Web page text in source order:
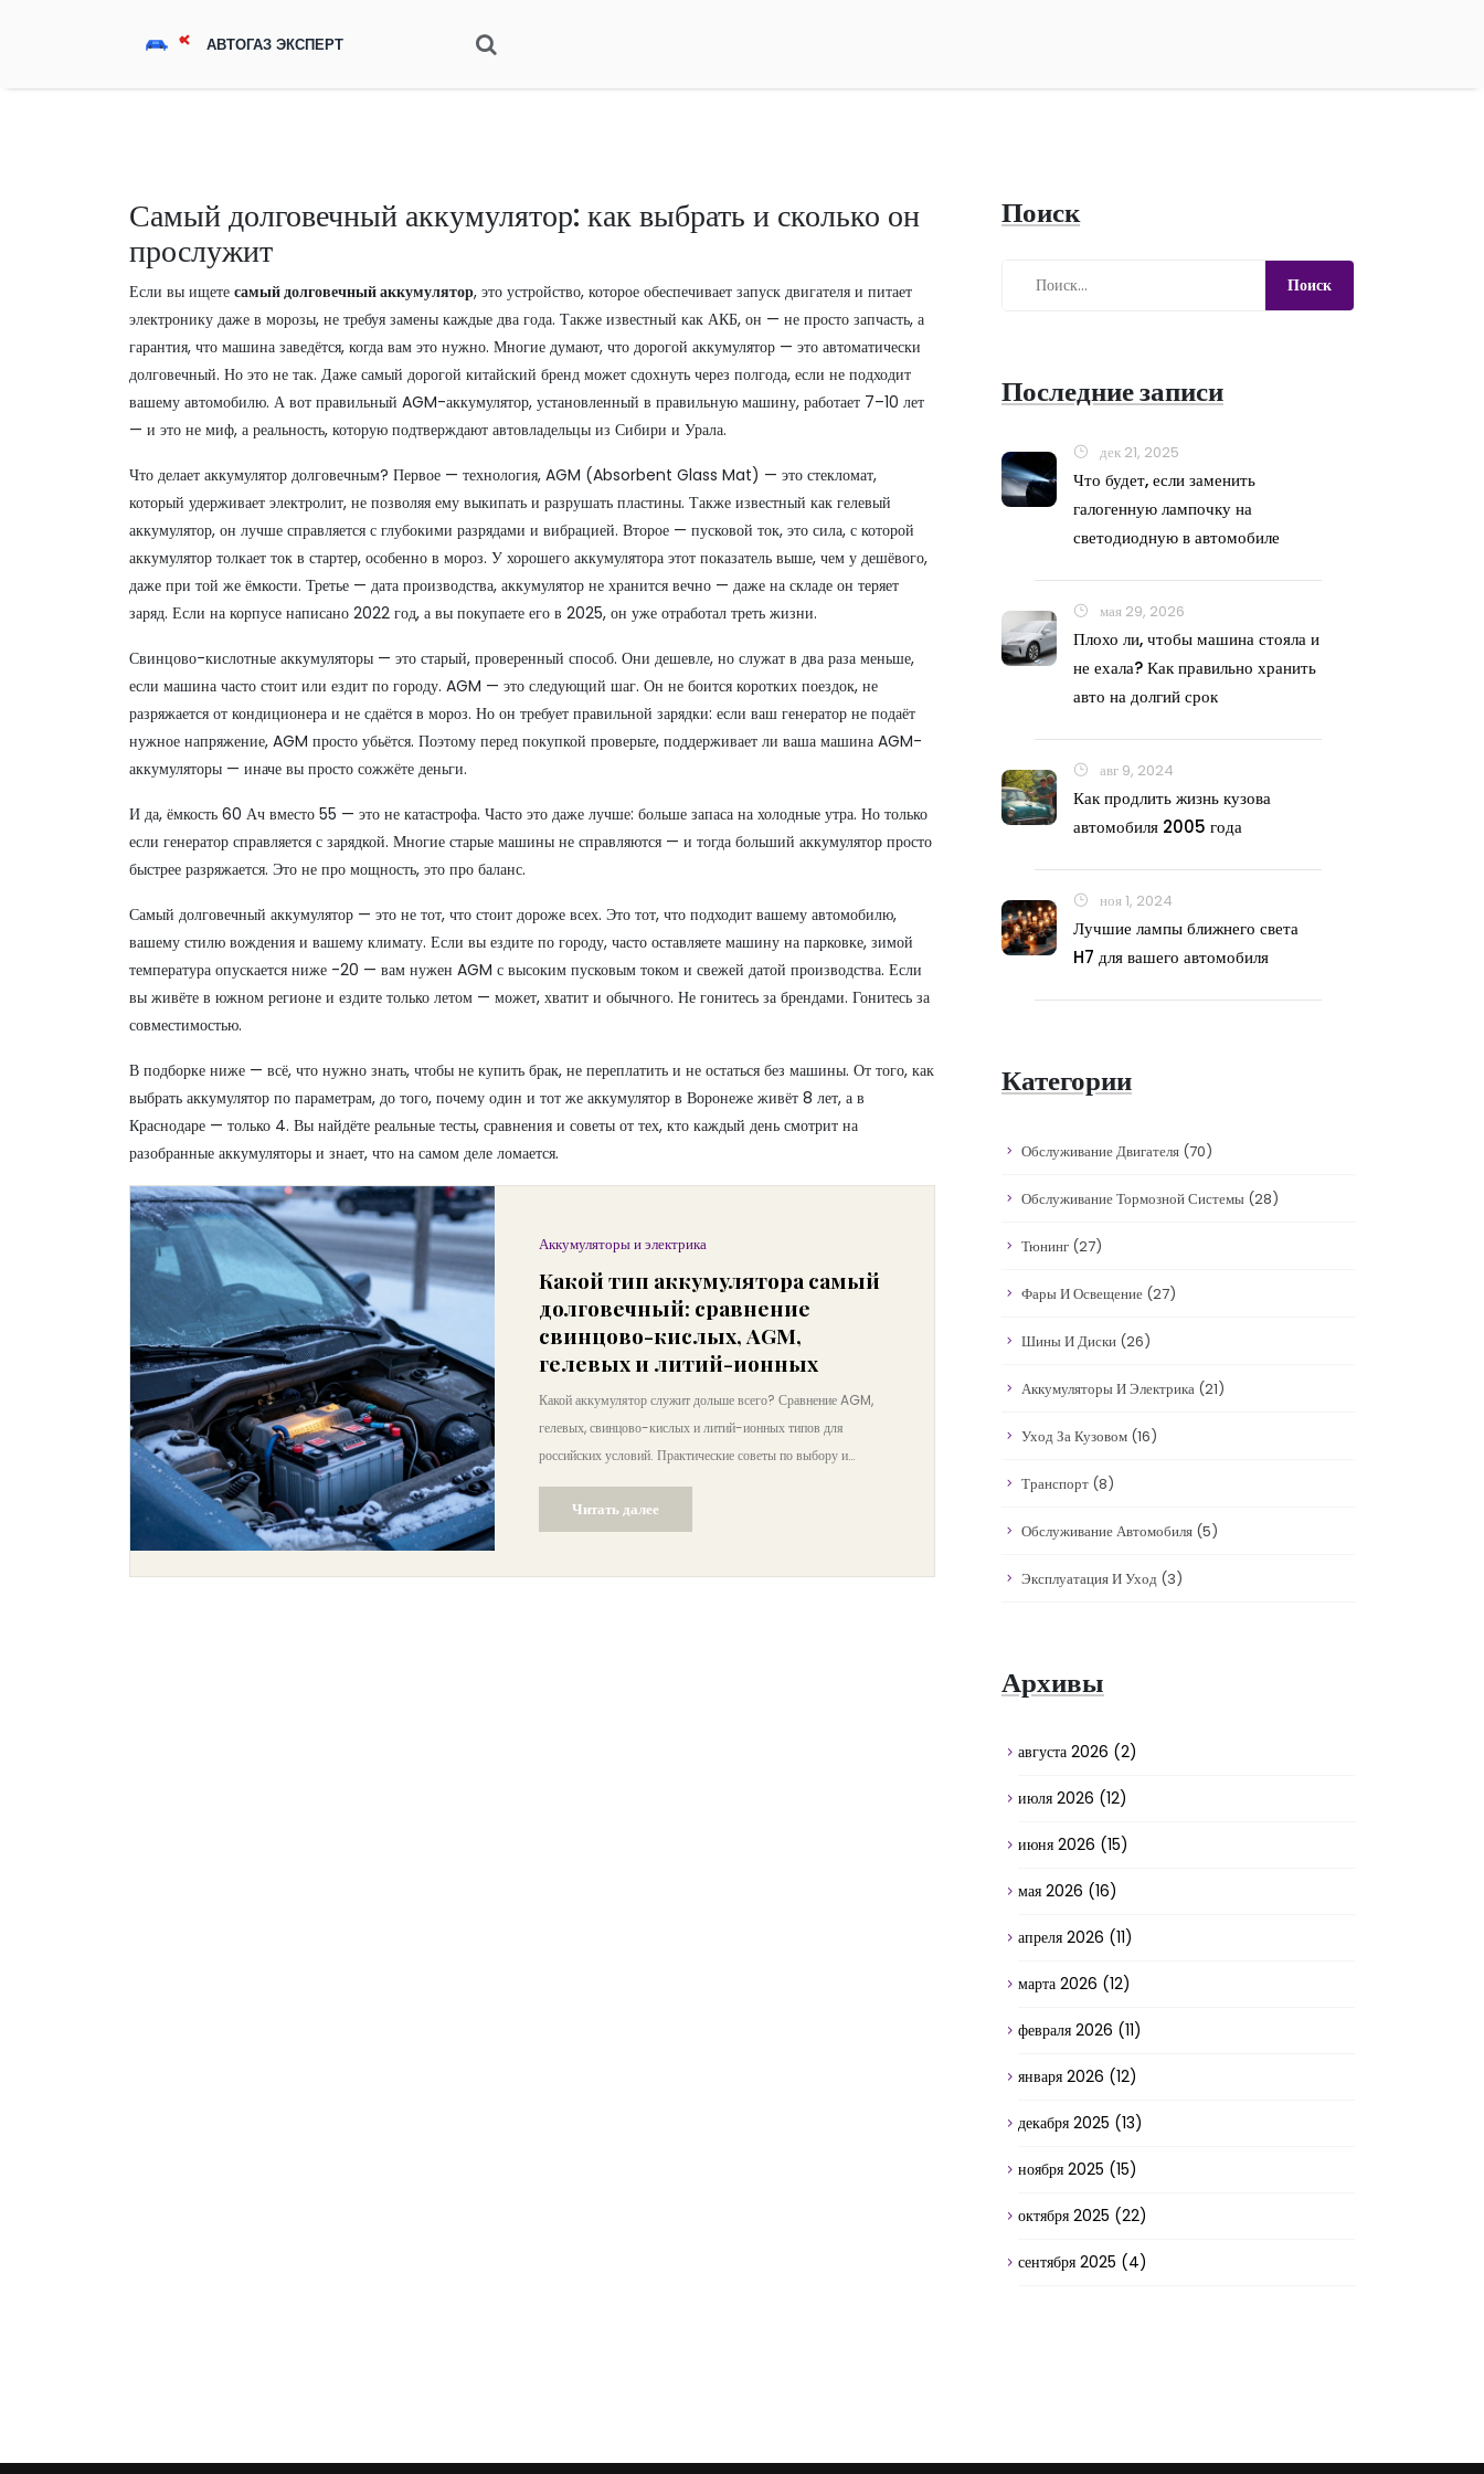
Самый долговечный аккумулятор: как выбрать и сколько он
прослужит
Если вы ищете самый долговечный аккумулятор, это устройство, которое обеспечивает запуск двигателя и питает
электронику даже в морозы, не требуя замены каждые два года. Также известный как АКБ, он — не просто запчасть, а
гарантия, что машина заведётся, когда вам это нужно. Многие думают, что дорогой аккумулятор — это автоматически
долговечный. Но это не так. Даже самый дорогой китайский бренд может сдохнуть через полгода, если не подходит
вашему автомобилю. А вот правильный AGM-аккумулятор, установленный в правильную машину, работает 7–10 лет
— и это не миф, а реальность, которую подтверждают автовладельцы из Сибири и Урала.
Что делает аккумулятор долговечным? Первое — технология, AGM (Absorbent Glass Mat) — это стекломат,
который удерживает электролит, не позволяя ему выкипать и разрушать пластины. Также известный как гелевый
аккумулятор, он лучше справляется с глубокими разрядами и вибрацией. Второе — пусковой ток, это сила, с которой
аккумулятор толкает ток в стартер, особенно в мороз. У хорошего аккумулятора этот показатель выше, чем у дешёвого,
даже при той же ёмкости. Третье — дата производства, аккумулятор не хранится вечно — даже на складе он теряет
заряд. Если на корпусе написано 2022 год, а вы покупаете его в 2025, он уже отработал треть жизни.
Свинцово-кислотные аккумуляторы — это старый, проверенный способ. Они дешевле, но служат в два раза меньше,
если машина часто стоит или ездит по городу. AGM — это следующий шаг. Он не боится коротких поездок, не
разряжается от кондиционера и не сдаётся в мороз. Но он требует правильной зарядки: если ваш генератор не подаёт
нужное напряжение, AGM просто убьётся. Поэтому перед покупкой проверьте, поддерживает ли ваша машина AGM-
аккумуляторы — иначе вы просто сожжёте деньги.
И да, ёмкость 60 Ач вместо 55 — это не катастрофа. Часто это даже лучше: больше запаса на холодные утра. Но только
если генератор справляется с зарядкой. Многие старые машины не справляются — и тогда больший аккумулятор просто
быстрее разряжается. Это не про мощность, это про баланс.
Самый долговечный аккумулятор — это не тот, что стоит дороже всех. Это тот, что подходит вашему автомобилю,
вашему стилю вождения и вашему климату. Если вы ездите по городу, часто оставляете машину на парковке, зимой
температура опускается ниже -20 — вам нужен AGM с высоким пусковым током и свежей датой производства. Если
вы живёте в южном регионе и ездите только летом — может, хватит и обычного. Не гонитесь за брендами. Гонитесь за
совместимостью.
В подборке ниже — всё, что нужно знать, чтобы не купить брак, не переплатить и не остаться без машины. От того, как
выбрать аккумулятор по параметрам, до того, почему один и тот же аккумулятор в Воронеже живёт 8 лет, а в
Краснодаре — только 4. Вы найдёте реальные тесты, сравнения и советы от тех, кто каждый день смотрит на
разобранные аккумуляторы и знает, что на самом деле ломается.
Аккумуляторы и электрика
Какой тип аккумулятора самый
долговечный: сравнение
свинцово-кислых, AGM,
гелевых и литий-ионных
Какой аккумулятор служит дольше всего? Сравнение AGM,
гелевых, свинцово-кислых и литий-ионных типов для
российских условий. Практические советы по выбору и
продлению срока службы.
Читать далее
Поиск
Последние записи
дек 21, 2025
Что будет, если заменить
галогенную лампочку на
светодиодную в автомобиле
мая 29, 2026
Плохо ли, чтобы машина стояла и
не ехала? Как правильно хранить
авто на долгий срок
авг 9, 2024
Как продлить жизнь кузова
автомобиля 2005 года
ноя 1, 2024
Лучшие лампы ближнего света
H7 для вашего автомобиля
Категории
Обслуживание Двигателя (70)
Обслуживание Тормозной Системы (28)
Тюнинг (27)
Фары И Освещение (27)
Шины И Диски (26)
Аккумуляторы И Электрика (21)
Уход За Кузовом (16)
Транспорт (8)
Обслуживание Автомобиля (5)
Эксплуатация И Уход (3)
Архивы
августа 2026 (2)
июля 2026 (12)
июня 2026 (15)
мая 2026 (16)
апреля 2026 (11)
марта 2026 (12)
февраля 2026 (11)
января 2026 (12)
декабря 2025 (13)
ноября 2025 (15)
октября 2025 (22)
сентября 2025 (4)